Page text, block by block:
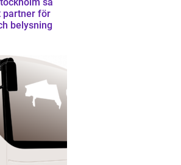
partner för
belysning